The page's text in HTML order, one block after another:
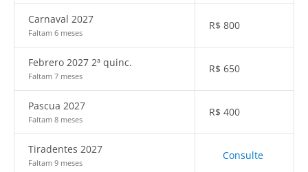
Carnaval 2027
Faltam 6 meses
R$ 800
Febrero 2027 2ª quinc.
Faltam 7 meses
R$ 650
Pascua 2027
Faltam 8 meses
R$ 400
Tiradentes 2027
Faltam 9 meses
Consulte